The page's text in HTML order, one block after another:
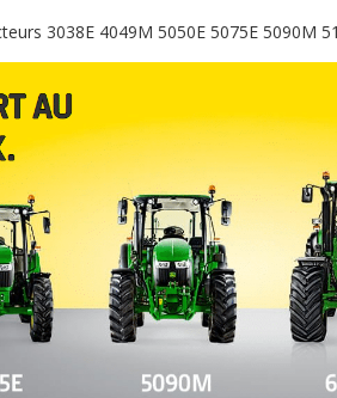
3038E 4049M 5050E 5075E 5090M